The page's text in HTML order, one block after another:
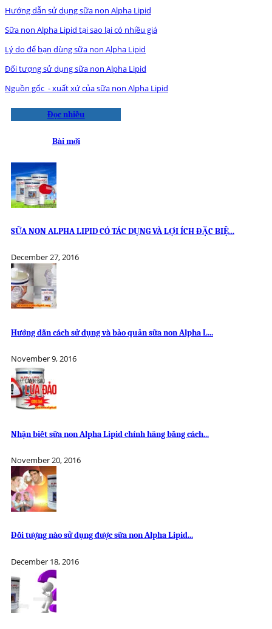
Hướng dẫn sử dụng sữa non Alpha Lipid
Sữa non Alpha Lipid tại sao lại có nhiều giá
Lý do để bạn dùng sữa non Alpha Lipid
Đối tượng sử dụng sữa non Alpha Lipid
Nguồn gốc - xuất xứ của sữa non Alpha Lipid
Đọc nhiều
Bài mới
SỮA NON ALPHA LIPID CÓ TÁC DỤNG VÀ LỢI ÍCH ĐẶC BIỆ...
December 27, 2016
Hướng dẫn cách sử dụng và bảo quản sữa non Alpha L...
November 9, 2016
Nhận biết sữa non Alpha Lipid chính hãng bằng cách...
November 20, 2016
Đối tượng nào sử dụng được sữa non Alpha Lipid...
December 18, 2016